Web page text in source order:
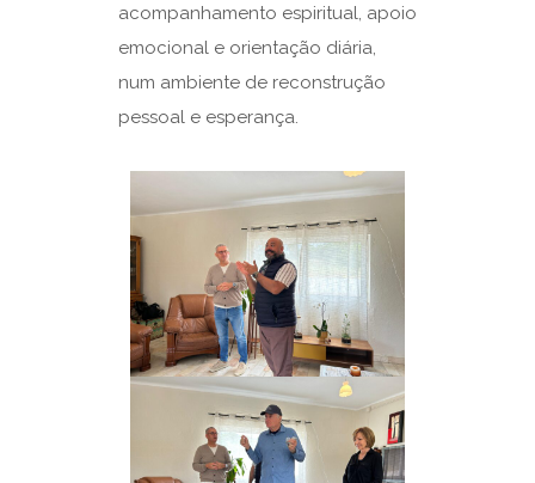
acompanhamento espiritual, apoio
emocional e orientação diária,
num ambiente de reconstrução
pessoal e esperança.